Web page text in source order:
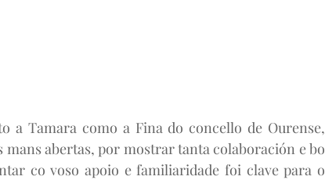
a Tamara como a Fina do concello de Ourense,
abertas, por mostrar tanta colaboración e bo
co voso apoio e familiaridade foi clave para o